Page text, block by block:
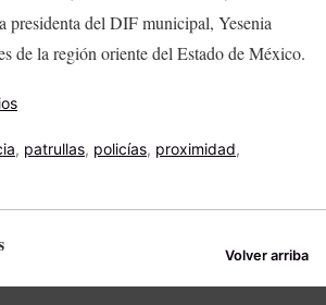
presidenta del DIF municipal, Yesenia
de la región oriente del Estado de México.
, patrullas, policías, proximidad,
Volver arriba